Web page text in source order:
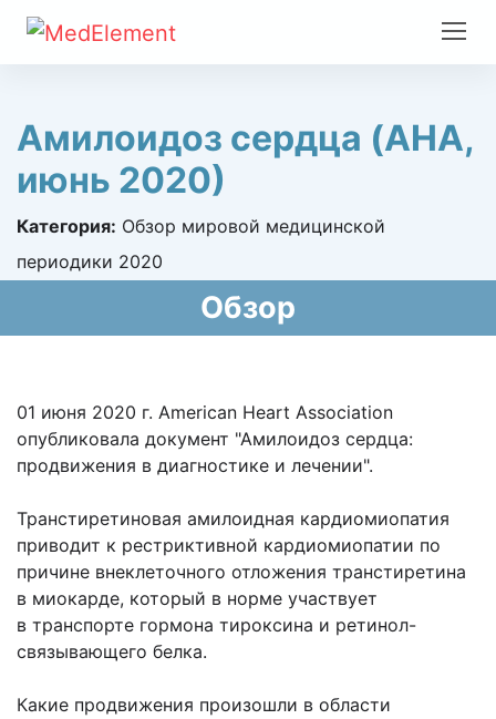
Амилоидоз сердца (AHA,
июнь 2020)
Категория: Обзор мировой медицинской
периодики 2020
Обзор
01 июня 2020 г. American Heart Association
опубликовала документ "Амилоидоз сердца:
продвижения в диагностике и лечении".
Транстиретиновая амилоидная кардиомиопатия
приводит к рестриктивной кардиомиопатии по
причине внеклеточного отложения транстиретина
в миокарде, который в норме участвует
в транспорте гормона тироксина и ретинол-
связывающего белка.
Какие продвижения произошли в области